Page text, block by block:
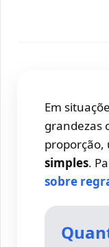
Em
grandezas
proporção,
simples.
sobre